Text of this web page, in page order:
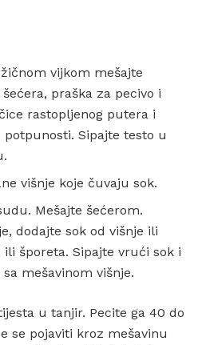
vijkom mešajte
praška za pecivo i
rastopljenog putera i
Sipajte testo u
višnje koje čuvaju sok.
Mešajte šećerom.
dodajte sok od višnje ili
šporeta. Sipajte vrući sok i
mešavinom višnje.
u tanjir. Pecite ga 40 do
se pojaviti kroz mešavinu